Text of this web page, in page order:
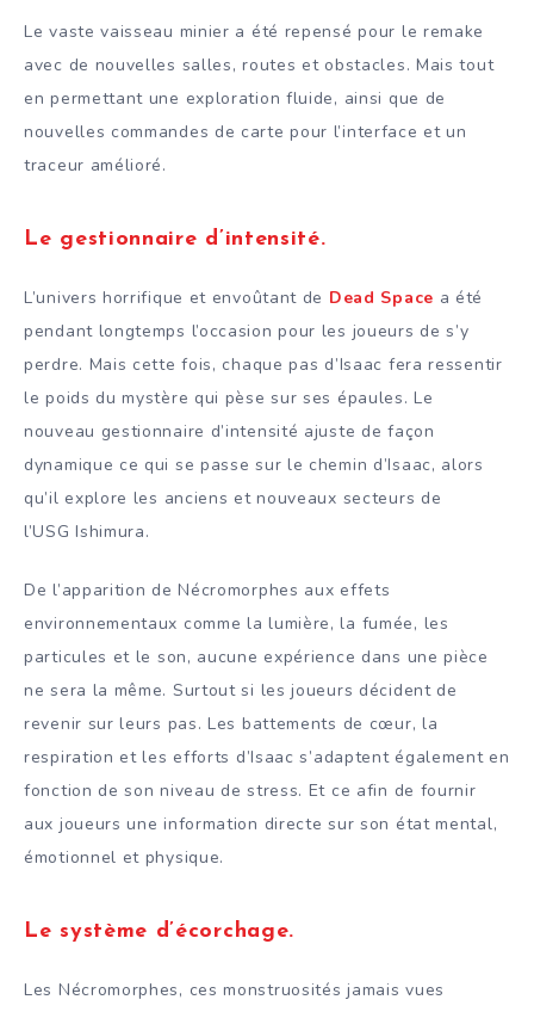
Le vaste vaisseau minier a été repensé pour le remake
avec de nouvelles salles, routes et obstacles. Mais tout
en permettant une exploration fluide, ainsi que de
nouvelles commandes de carte pour l’interface et un
traceur amélioré.
Le gestionnaire d’intensité.
L’univers horrifique et envoûtant de Dead Space a été
pendant longtemps l’occasion pour les joueurs de s’y
perdre. Mais cette fois, chaque pas d’Isaac fera ressentir
le poids du mystère qui pèse sur ses épaules. Le
nouveau gestionnaire d’intensité ajuste de façon
dynamique ce qui se passe sur le chemin d’Isaac, alors
qu’il explore les anciens et nouveaux secteurs de
l’USG Ishimura.
De l’apparition de Nécromorphes aux effets
environnementaux comme la lumière, la fumée, les
particules et le son, aucune expérience dans une pièce
ne sera la même. Surtout si les joueurs décident de
revenir sur leurs pas. Les battements de cœur, la
respiration et les efforts d’Isaac s’adaptent également en
fonction de son niveau de stress. Et ce afin de fournir
aux joueurs une information directe sur son état mental,
émotionnel et physique.
Le système d’écorchage.
Les Nécromorphes, ces monstruosités jamais vues